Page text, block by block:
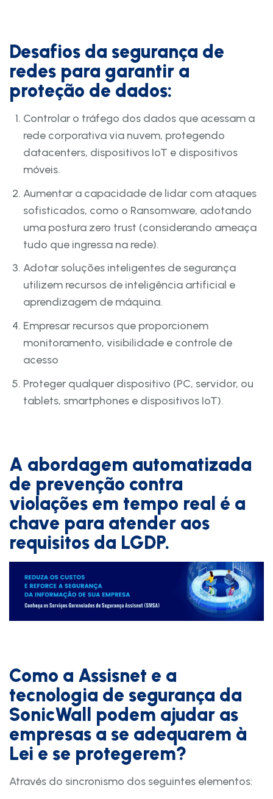
Desafios da segurança de
redes para garantir a
proteção de dados:
Controlar o tráfego dos dados que acessam a
rede corporativa via nuvem, protegendo
datacenters, dispositivos IoT e dispositivos
móveis.
Aumentar a capacidade de lidar com ataques
sofisticados, como o Ransomware, adotando
uma postura zero trust (considerando ameaça
tudo que ingressa na rede).
Adotar soluções inteligentes de segurança
utilizem recursos de inteligência artificial e
aprendizagem de máquina.
Empresar recursos que proporcionem
monitoramento, visibilidade e controle de
acesso
Proteger qualquer dispositivo (PC, servidor, ou
tablets, smartphones e dispositivos IoT).
A abordagem automatizada
de prevenção contra
violações em tempo real é a
chave para atender aos
requisitos da LGDP.
Como a Assisnet e a
tecnologia de segurança da
SonicWall podem ajudar as
empresas a se adequarem à
Lei e se protegerem?
Através do sincronismo dos seguintes elementos: